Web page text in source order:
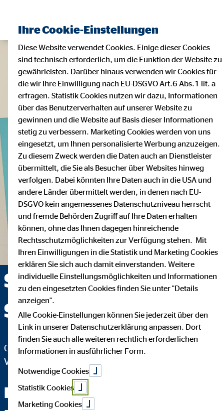
Sophia Adelheid
Schweiberer — Siegen
Geschäftsstellenleiterin für die OVB
Vermögensberatung AG
Ich verschaffe Ihnen den
Ihre Cookie-Einstellungen
Diese Website verwendet Cookies. Einige dieser Cookies
sind technisch erforderlich, um die Funktion der Website zu
gewährleisten. Darüber hinaus verwenden wir Cookies für
die wir Ihre Einwilligung nach EU-DSGVO Art.6 Abs.1 lit. a
erfragen. Statistik Cookies nutzen wir dazu, Informationen
über das Benutzerverhalten auf unserer Website zu
gewinnen und die Website auf Basis dieser Informationen
stetig zu verbessern. Marketing Cookies werden von uns
eingesetzt, um Ihnen personalisierte Werbung anzuzeigen.
Zu diesem Zweck werden die Daten auch an Dienstleister
übermittelt, die Sie als Besucher über Websites hinweg
verfolgen. Dabei könnten Ihre Daten auch in die USA und
andere Länder übermittelt werden, in denen nach EU-
DSGVO kein angemessenes Datenschutzniveau herrscht
und fremde Behörden Zugriff auf Ihre Daten erhalten
können, ohne das Ihnen dagegen hinreichende
Rechtsschutzmöglichkeiten zur Verfügung stehen. Mit
Ihren Einwilligungen in die Statistik und Marketing Cookies
erklären Sie sich auch damit einverstanden. Weitere
individuelle Einstellungsmöglichkeiten und Informationen
zu den eingesetzten Cookies finden Sie unter "Details
anzeigen".
Alle Cookie-Einstellungen können Sie jederzeit über den
Link in unserer Datenschutzerklärung anpassen. Dort
finden Sie auch alle weiteren rechtlich erforderlichen
Informationen in ausführlicher Form.
Notwendige Cookies
Statistik Cookies
Marketing Cookies